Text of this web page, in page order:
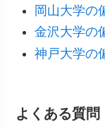
岡山大学の
金沢大学の
神戸大学の
よくある質問